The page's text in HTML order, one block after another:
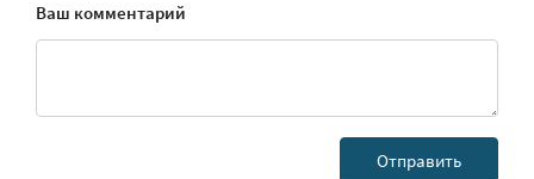
Ваш комментарий